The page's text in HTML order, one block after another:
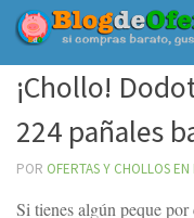
Debajo del contenido
¡Chollo!
224 pañales
POR OFERTAS Y CHOLLOS
Si tienes algún peque